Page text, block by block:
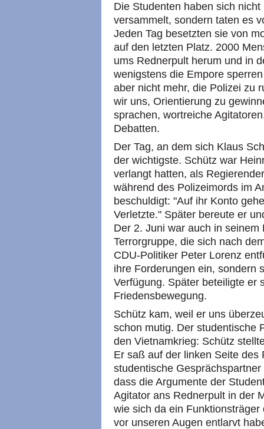
Die Studenten haben sich
versammelt, sondern taten es
Jeden Tag besetzten sie von
auf den letzten Platz. 2000
ums Rednerpult herum und in
wenigstens die Empore
aber nicht mehr, die Polizei zu
wir uns, Orientierung zu
sprachen, wortreiche
Debatten.
Der Tag, an dem sich Klaus
der wichtigste. Schütz war
verlangt hatten, als
während des Polizeimords im
beschuldigt: "Auf ihr Konto
Verletzte." Später bereute er
Der 2. Juni war auch in
Terrorgruppe, die sich nach
CDU-Politiker Peter Lorenz
ihre Forderungen ein, sondern
Verfügung. Später beteiligte er
Friedensbewegung.
Schütz kam, weil er uns
schon mutig. Der studentische
den Vietnamkrieg: Schütz
Er saß auf der linken Seite des
studentische
dass die Argumente der
Agitator ans Rednerpult in der
wie sich da ein
vor unseren Augen entlarvt